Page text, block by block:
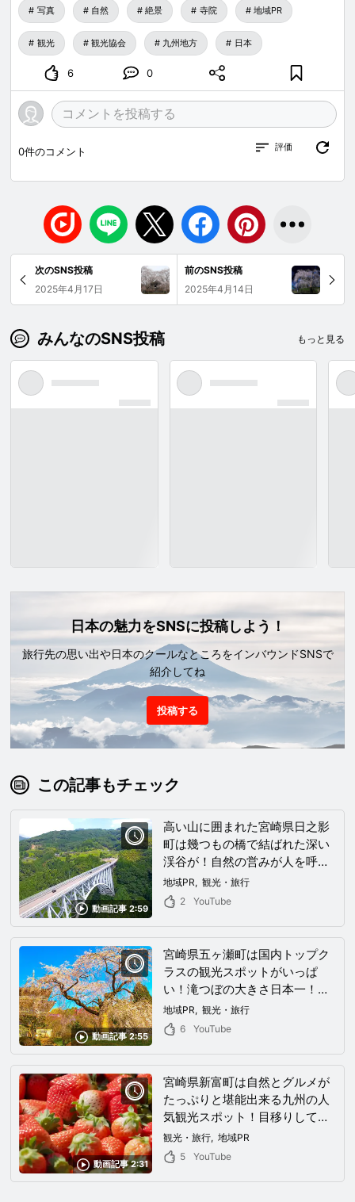
ください。検索でお探しのページが見
つからない場合は、恐れいりますがホ
ーム
（http://www.town.gokase.miyazaki.j
p/)からお探しください。
写真 自然 絶景 寺院 地域PR
観光 観光協会 九州地方 日本
6 0
0件のコメント 評価
次のSNS投稿
2025年4月17日
前のSNS投稿
2025年4月14日
みんなのSNS投稿 もっと見る
日本の魅力をSNSに投稿しよう！
旅行先の思い出や日本のクールなところをインバウンドSNSで
紹介してね
投稿する
この記事もチェック
動画記事 2:59
高い山に囲まれた宮崎県日之影
町は幾つもの橋で結ばれた深い
渓谷が！自然の営みが人を呼ぶ
この街は日本有数の絶景地！
地域PR
観光・旅行
2
YouTube
動画記事 2:55
宮崎県五ヶ瀬町は国内トップク
ラスの観光スポットがいっぱ
い！滝つぼの大きさ日本一！日
本国内最南端のスキー場！国内
有数のお茶の生産・・・こんに
の？
地域PR
観光・旅行
6
YouTube
動画記事 2:31
宮崎県新富町は自然とグルメが
たっぷりと堪能出来る九州の人
気観光スポット！目移りしてし
まうほどの魅力あるスポットが
あなたの事を待っている！
観光・旅行
地域PR
5
YouTube